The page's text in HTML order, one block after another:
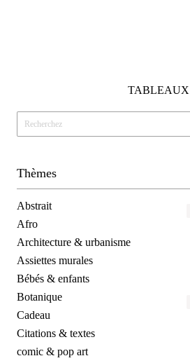
TABLEAUX
Thèmes
Abstrait
Afro
Architecture & urbanisme
Assiettes murales
Bébés & enfants
Botanique
Cadeau
Citations & textes
comic & pop art